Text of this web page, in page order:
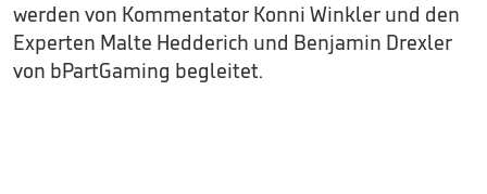
werden von Kommentator Konni Winkler und den
Experten Malte Hedderich und Benjamin Drexler
von bPartGaming begleitet.